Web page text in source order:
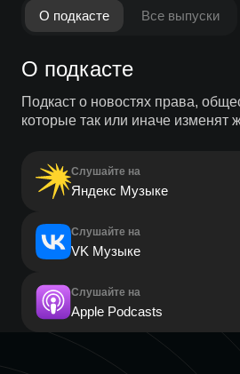
О подкасте Все выпуски
О подкасте
Подкаст о новостях права,
которые так или иначе изменят
Слушайте на
Яндекс Музыке
Слушайте на
VK Музыке
Слушайте на
Apple Podcasts